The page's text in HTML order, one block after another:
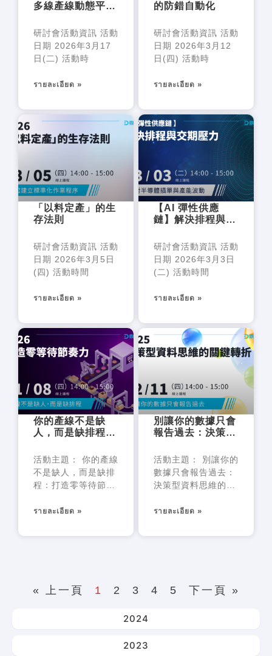
2024
2023
多線產線動態平衡
研討會活動資訊 活動
日期 2026年3月17
日(二) 活動時
รายละเอียด »
的防錯自動化
研討會活動資訊 活動
日期 2026年3月12
日(四) 活動時
รายละเอียด »
「以料定產」的生
存法則
研討會活動資訊 活動
日期 2026年3月5日
(四) 活動時間
รายละเอียด »
【AI 彈性供應
鏈】解決排程與交
研討會活動資訊 活動
日期 2026年3月3日
(二) 活動時間
รายละเอียด »
你的產線不是缺
人，而是缺排程：
活動主題： 你的產線
不是缺人，而是缺排
程：打造零等待節奏
รายละเอียด »
別讓你的數據只會
報告過去：決策型
折
活動主題： 別讓你的
數據只會報告過去：
決策型資料思維的關
รายละเอียด »
« 上一頁 1 2 3 4 5 下一頁 »